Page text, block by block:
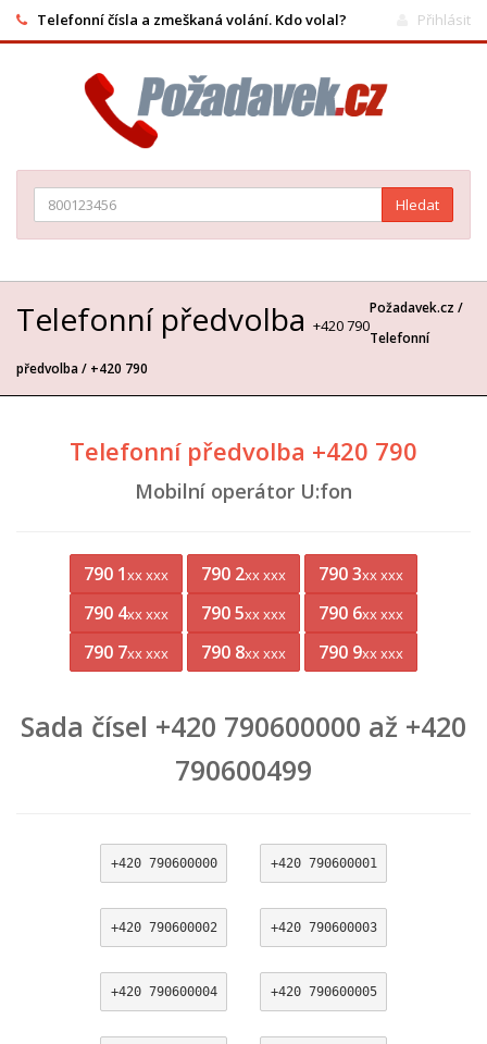
Telefonní čísla a zmeškaná volání. Kdo volal? Přihlásit
Hledat
Telefonní předvolba +420 790
Požadavek.cz /
Telefonní
předvolba/ +420 790
Telefonní předvolba +420 790
Mobilní operátor U:fon
790 1xx xxx 790 2xx xxx 790 3xx xxx
790 4xx xxx 790 5xx xxx 790 6xx xxx
790 7xx xxx 790 8xx xxx 790 9xx xxx
Sada čísel +420 790600000 až +420
790600499
+420 790600000 +420 790600001
+420 790600002 +420 790600003
+420 790600004 +420 790600005